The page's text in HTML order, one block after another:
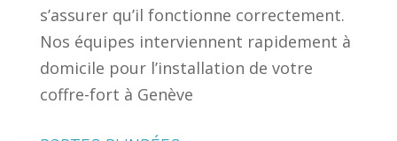
s’assurer qu’il fonctionne correctement.
Nos équipes interviennent rapidement à
domicile pour l’installation de votre
coffre-fort à Genève